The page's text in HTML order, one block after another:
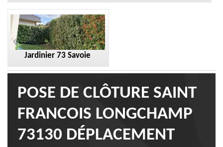
Jardinier 73 Savoie
POSE DE CLÔTURE SAINT
FRANCOIS LONGCHAMP
73130 DÉPLACEMENT